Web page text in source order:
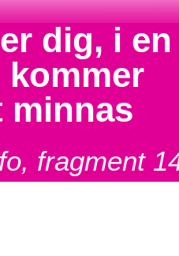
dig, i en
kommer
minnas
fragment